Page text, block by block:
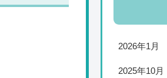
2026年1月
2025年10月